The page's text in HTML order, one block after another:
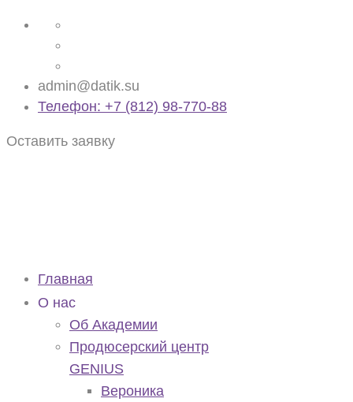
admin@datik.su
Телефон: +7 (812) 98-770-88
Оставить заявку
Главная
О нас
Об Академии
Продюсерский центр
GENIUS
Вероника